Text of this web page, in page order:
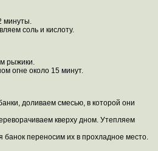
минуты.
соль и кислоту.
рыжики.
огне около 15 минут.
доливаем смесью, в которой они
кверху дном. Утепляем
банок переносим их в прохладное место.